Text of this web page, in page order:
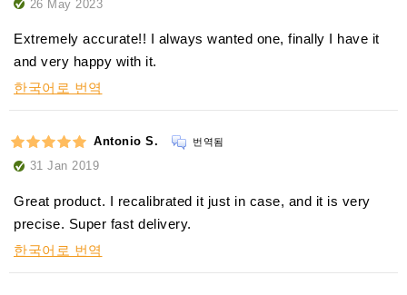
26 May 2023
Extremely accurate!! I always wanted one, finally I have it
and very happy with it.
한국어로 번역
Antonio S. 번역됨
31 Jan 2019
Great product. I recalibrated it just in case, and it is very
precise. Super fast delivery.
한국어로 번역